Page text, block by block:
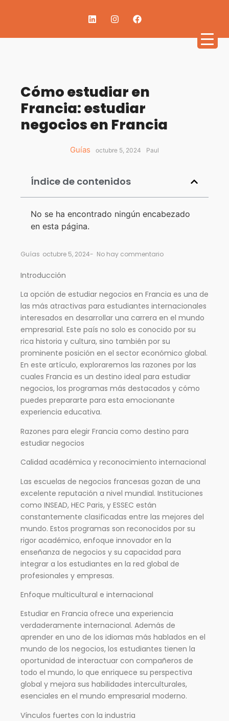
Cómo estudiar en
Francia: estudiar
negocios en Francia
Guías octubre 5, 2024 Paul
Índice de contenidos
No se ha encontrado ningún encabezado
en esta página.
Guías octubre 5, 2024- No hay commentario
Introducción
La opción de estudiar negocios en Francia es una de
las más atractivas para estudiantes internacionales
interesados en desarrollar una carrera en el mundo
empresarial. Este país no solo es conocido por su
rica historia y cultura, sino también por su
prominente posición en el sector económico global.
En este artículo, exploraremos las razones por las
cuales Francia es un destino ideal para estudiar
negocios, los programas más destacados y cómo
puedes prepararte para esta emocionante
experiencia educativa.
Razones para elegir Francia como destino para
estudiar negocios
Calidad académica y reconocimiento internacional
Las escuelas de negocios francesas gozan de una
excelente reputación a nivel mundial. Instituciones
como INSEAD, HEC Paris, y ESSEC están
constantemente clasificadas entre las mejores del
mundo. Estos programas son reconocidos por su
rigor académico, enfoque innovador en la
enseñanza de negocios y su capacidad para
integrar a los estudiantes en la red global de
profesionales y empresas.
Enfoque multicultural e internacional
Estudiar en Francia ofrece una experiencia
verdaderamente internacional. Además de
aprender en uno de los idiomas más hablados en el
mundo de los negocios, los estudiantes tienen la
oportunidad de interactuar con compañeros de
todo el mundo, lo que enriquece su perspectiva
global y mejora sus habilidades interculturales,
esenciales en el mundo empresarial moderno.
Vínculos fuertes con la industria